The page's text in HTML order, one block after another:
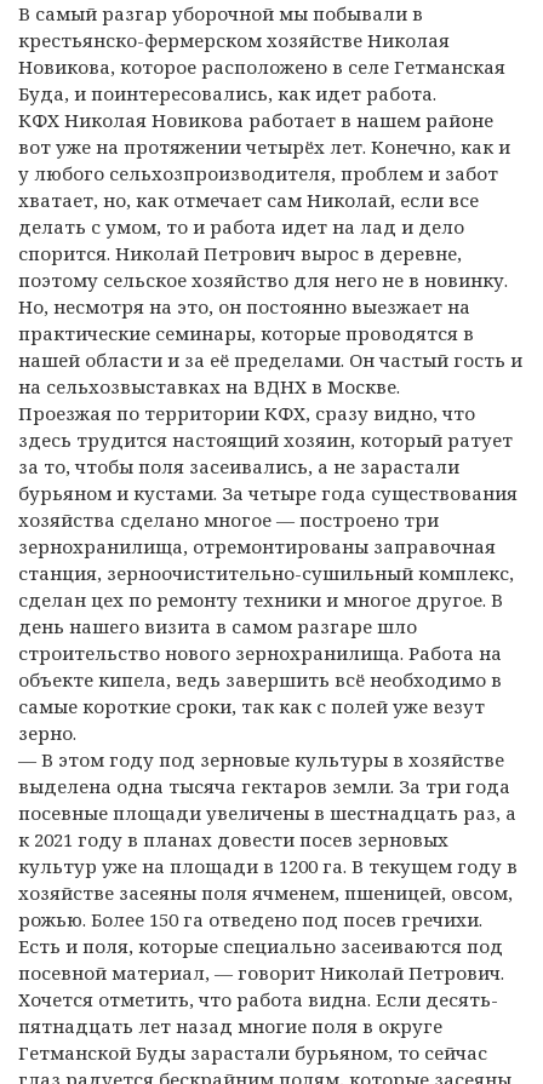
В самый разгар уборочной мы побывали в
крестьянско-фермерском хозяйстве Николая
Новикова, которое расположено в селе Гетманская
Буда, и поинтересовались, как идет работа.
КФХ Николая Новикова работает в нашем районе
вот уже на протяжении четырёх лет. Конечно, как и
у любого сельхозпроизводителя, проблем и забот
хватает, но, как отмечает сам Николай, если все
делать с умом, то и работа идет на лад и дело
спорится. Николай Петрович вырос в деревне,
поэтому сельское хозяйство для него не в новинку.
Но, несмотря на это, он постоянно выезжает на
практические семинары, которые проводятся в
нашей области и за её пределами. Он частый гость и
на сельхозвыставках на ВДНХ в Москве.
Проезжая по территории КФХ, сразу видно, что
здесь трудится настоящий хозяин, который ратует
за то, чтобы поля засеивались, а не зарастали
бурьяном и кустами. За четыре года существования
хозяйства сделано многое — построено три
зернохранилища, отремонтированы заправочная
станция, зерноочистительно-сушильный комплекс,
сделан цех по ремонту техники и многое другое. В
день нашего визита в самом разгаре шло
строительство нового зернохранилища. Работа на
объекте кипела, ведь завершить всё необходимо в
самые короткие сроки, так как с полей уже везут
зерно.
— В этом году под зерновые культуры в хозяйстве
выделена одна тысяча гектаров земли. За три года
посевные площади увеличены в шестнадцать раз, а
к 2021 году в планах довести посев зерновых
культур уже на площади в 1200 га. В текущем году в
хозяйстве засеяны поля ячменем, пшеницей, овсом,
рожью. Более 150 га отведено под посев гречихи.
Есть и поля, которые специально засеиваются под
посевной материал, — говорит Николай Петрович.
Хочется отметить, что работа видна. Если десять-
пятнадцать лет назад многие поля в округе
Гетманской Буды зарастали бурьяном, то сейчас